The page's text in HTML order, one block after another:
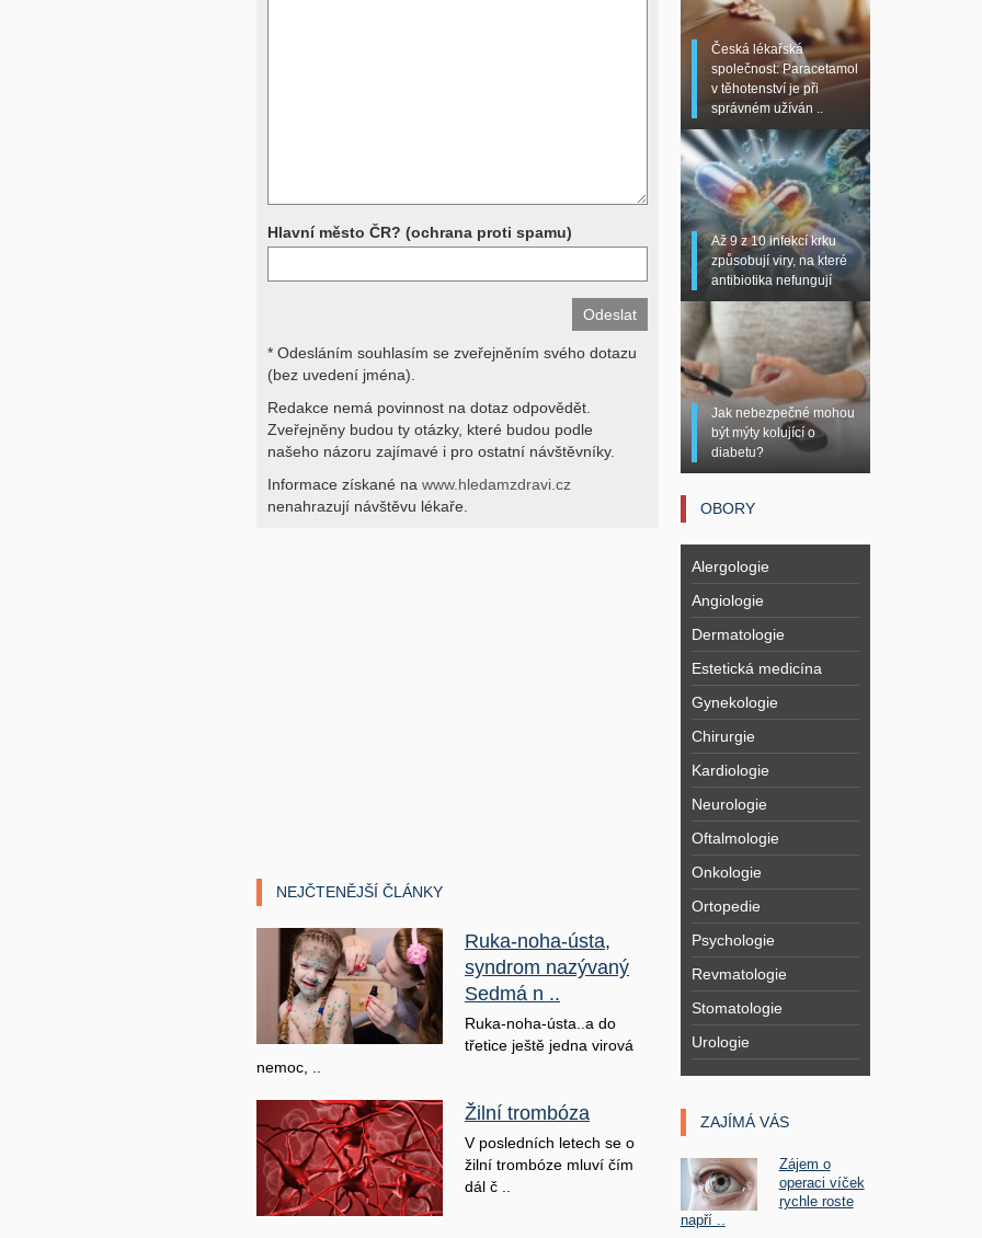
Děkujeme za pochopení
Hlavní město ČR? (ochrana proti spamu)
* Odesláním souhlasím se zveřejněním svého dotazu
(bez uvedení jména).
Redakce nemá povinnost na dotaz odpovědět.
Zveřejněny budou ty otázky, které budou podle
našeho názoru zajímavé i pro ostatní návštěvníky.
Informace získané na www.hledamzdravi.cz
nenahrazují návštěvu lékaře.
NEJČTENĚJŠÍ ČLÁNKY
Ruka-noha-ústa,
syndrom nazývaný
Sedmá n ..
Ruka-noha-ústa..a do
třetice ještě jedna virová
nemoc, ..
Žilní trombóza
V posledních letech se o
žilní trombóze mluví čím
dál č ..
Česká lékařská
společnost: Paracetamol
v těhotenství je při
správném užíván ..
Až 9 z 10 infekcí krku
způsobují viry, na které
antibiotika nefungují
Jak nebezpečné mohou
být mýty kolující o
diabetu?
OBORY
Alergologie
Angiologie
Dermatologie
Estetická medicína
Gynekologie
Chirurgie
Kardiologie
Neurologie
Oftalmologie
Onkologie
Ortopedie
Psychologie
Revmatologie
Stomatologie
Urologie
ZAJÍMÁ VÁS
Zájem o
operaci víček
rychle roste
napří ..